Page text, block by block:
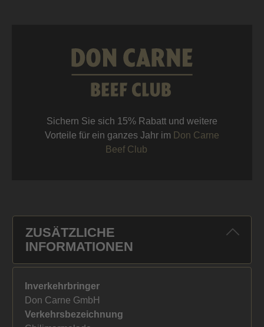
Sichern Sie sich 15% Rabatt und weitere
Vorteile für ein ganzes Jahr im Don Carne
Beef Club
ZUSÄTZLICHE
INFORMATIONEN
Inverkehrbringer
Don Carne GmbH
Verkehrsbezeichnung